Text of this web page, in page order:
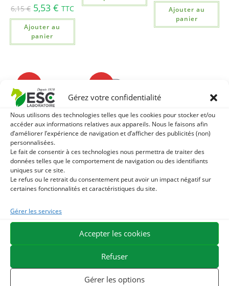
Gérez votre confidentialité
Nous utilisons des technologies telles que les cookies pour stocker et/ou
accéder aux informations relatives aux appareils. Nous le faisons afin
d’améliorer l’expérience de navigation et d’afficher des publicités (non)
personnalisées.
Le fait de consentir à ces technologies nous permettra de traiter des
données telles que le comportement de navigation ou des identifiants
uniques sur ce site.
Le refus ou le retrait du consentement peut avoir un impact négatif sur
certaines fonctionnalités et caractéristiques du site.
Gérer les services
Accepter les cookies
Refuser
Gérer les options
6,15€ 5,53 € TTC
Ajouter au
panier
Ajouter au
panier
HUILE
ESSENTIELLE DE
PIN SYLVESTRE
Cheval –
Respiration
5,65 € 5,08
Ajouter au
ESSENTIELLE DE
TEA TREE Cheval –
5,18
panier